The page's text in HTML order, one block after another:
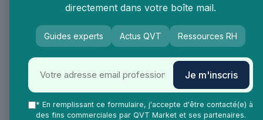
directement dans votre boîte mail.
Guides experts Actus QVT Ressources RH
Je m'inscris
* En remplissant ce formulaire, j'accepte d'être contacté(e) à
des fins commerciales par QVT Market et ses partenaires.